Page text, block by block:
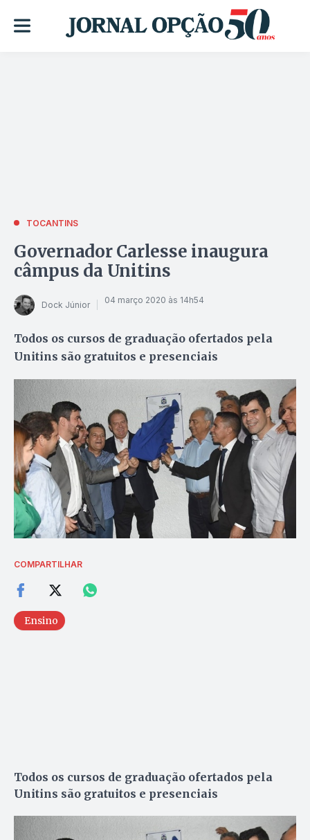
TOCANTINS
Governador Carlesse inaugura
câmpus da Unitins
Dock Júnior 04 março 2020 às 14h54
Todos os cursos de graduação ofertados pela
Unitins são gratuitos e presenciais
COMPARTILHAR
Ensino
Todos os cursos de graduação ofertados pela
Unitins são gratuitos e presenciais